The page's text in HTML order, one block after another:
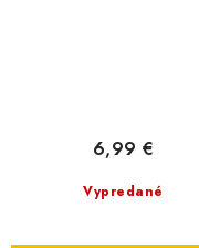
Vypredané
6,99 €